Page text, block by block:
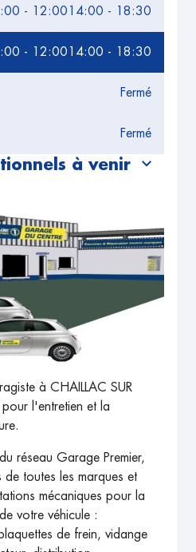
- 12:00 14:00 - 18:30
- 12:00 14:00 - 18:30
Fermé
Fermé
à venir
à CHAILLAC SUR
l'entretien et la
réseau Garage Premier,
de toutes les marques et
mécaniques pour la
votre véhicule :
de frein, vidange